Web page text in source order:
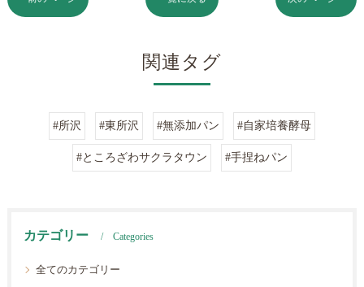
関連タグ
#所沢 #東所沢 #無添加パン #自家培養酵母
#ところざわサクラタウン #手捏ねパン
カテゴリー Categories
全てのカテゴリー